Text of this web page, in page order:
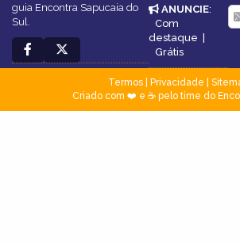
guia Encontra Sapucaia do
Sul.
ANUNCIE:
Com
destaque |
Grátis
Termos| Privacidade
Criado com ❤️ e ☕ pelo time do